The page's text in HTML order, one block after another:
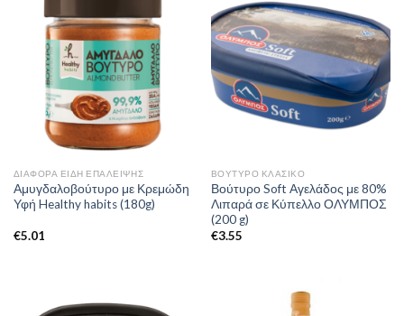
ΔΙΆΦΟΡΑ ΕΊΔΗ ΕΠΆΛΕΙΨΗΣ
Αμυγδαλοβούτυρο με Κρεμώδη
Υφή Healthy habits (180g)
€5.01
ΒΟΎΤΥΡΟ ΚΛΑΣΙΚΌ
Βούτυρο Soft Αγελάδος με 80%
Λιπαρά σε Κύπελλο ΟΛΥΜΠΟΣ
(200 g)
€3.55